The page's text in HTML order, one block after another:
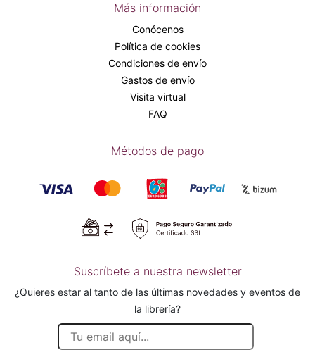
Más información
Conócenos
Política de cookies
Condiciones de envío
Gastos de envío
Visita virtual
FAQ
Métodos de pago
Suscríbete a nuestra newsletter
¿Quieres estar al tanto de las últimas novedades y eventos de
la librería?